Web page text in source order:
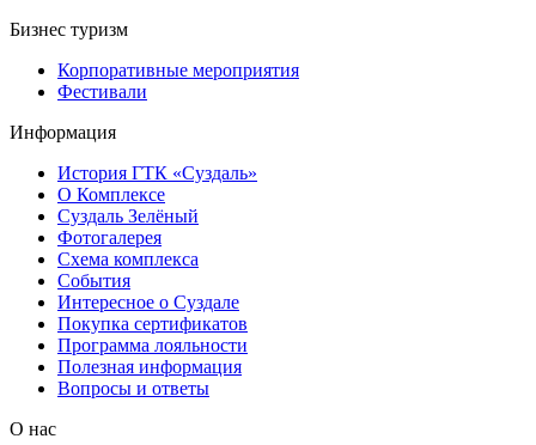
Бизнес туризм
Корпоративные мероприятия
Фестивали
Информация
История ГТК «Суздаль»
О Комплексе
Суздаль Зелёный
Фотогалерея
Схема комплекса
Cобытия
Интересное о Суздале
Покупка сертификатов
Программа лояльности
Полезная информация
Вопросы и ответы
О нас